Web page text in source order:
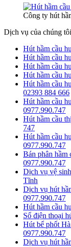
Công ty hút
Dịch vụ của chúng tôi
Hút hầm cầu
Hút hầm cầu
Hút hầm cầu
Hút hầm cầu
Hút hầm cầu
02393 884 666
Hút hầm cầu
0977.990.747
Hút hầm cầu
747
Hút hầm cầu
0977.990.747
Bán phân hầm
0977.990.747
Dịch vụ vệ
Tĩnh
Dịch vụ hút
0977.990.747
Hút hầm cầu
Số điện thoại
Hút bể phốt
0977.990.747
Dịch vụ hút